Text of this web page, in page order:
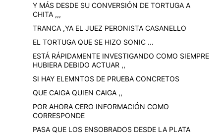
Y MÁS DESDE SU CONVERSIÓN DE TORTUGA A
CHITA ,,,
TRANCA ,YA EL JUEZ PERONISTA CASANELLO
EL TORTUGA QUE SE HIZO SONIC ...
ESTÁ RÁPIDAMENTE INVESTIGANDO COMO SIEMPRE
HUBIERA DEBIDO ACTUAR ,,
SI HAY ELEMNTOS DE PRUEBA CONCRETOS
QUE CAIGA QUIEN CAIGA ,,
POR AHORA CERO INFORMACIÓN COMO
CORRESPONDE
PASA QUE LOS ENSOBRADOS DESDE LA PLATA